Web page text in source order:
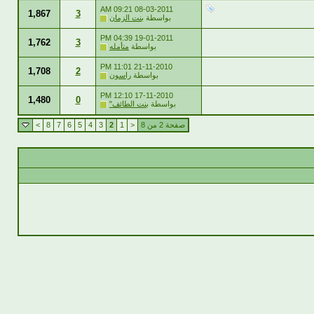
08-03-2011
09:21 AM
بواسطة بنت الزمان 3
1,867
19-01-2011
04:39 PM
بواسطة متأمله 3
1,762
21-11-2010
11:01 PM
بواسطة راسون 2
1,708
17-11-2010
12:10 PM
بواسطة بنت الطائف" 0
1,480
صفحة 2 من 8 <
1
2
3
4
5
6
7
8
>